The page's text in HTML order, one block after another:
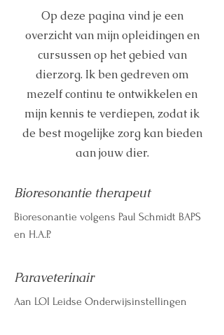
Op deze pagina vind je een
overzicht van mijn opleidingen en
cursussen op het gebied van
dierzorg. Ik ben gedreven om
mezelf continu te ontwikkelen en
mijn kennis te verdiepen, zodat ik
de best mogelijke zorg kan bieden
aan jouw dier.
Bioresonantie therapeut
Bioresonantie volgens Paul Schmidt BAPS
en H.A.P.
Paraveterinair
Aan LOI Leidse Onderwijsinstellingen